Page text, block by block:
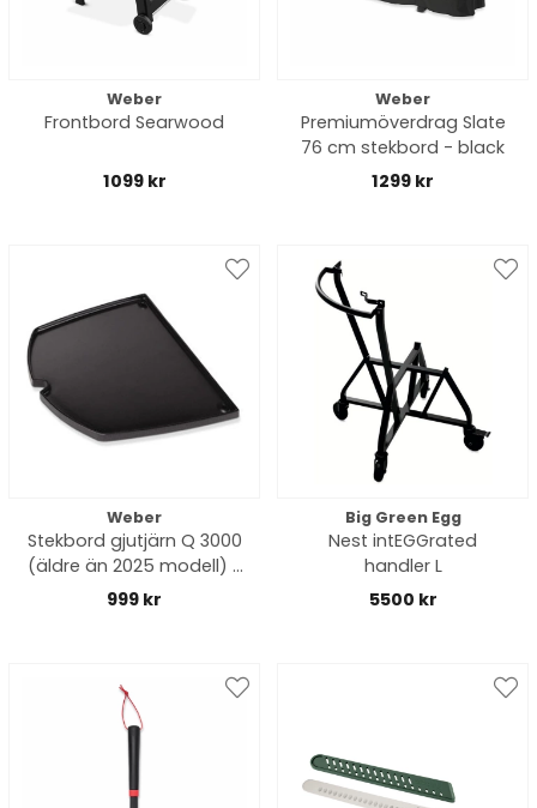
Weber
Frontbord Searwood
1099 kr
Weber
Premiumöverdrag Slate
76 cm stekbord - black
1299 kr
Weber
Stekbord gjutjärn Q 3000
(äldre än 2025 modell) -
black
999 kr
Big Green Egg
Nest intEGGrated
handler L
5500 kr